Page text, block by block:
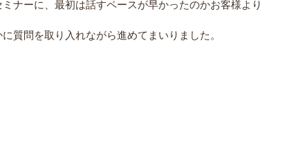
ナーに、最初は話すペースが早かったのかお客様より
質問を取り入れながら進めてまいりました。